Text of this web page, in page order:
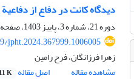
دیدگاه کانت در دفاع از
دوره 21، شماره 3، پاییز 1403، صفحه
jpht.2024.367999.1006005
زهرا فرزانگان، فرح رامین
مشاهده مقاله
اصل مقاله K